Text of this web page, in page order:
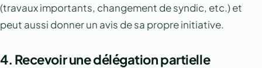
(travaux importants, changement de syndic, etc.) et
peut aussi donner un avis de sa propre initiative.
4. Recevoir une délégation partielle